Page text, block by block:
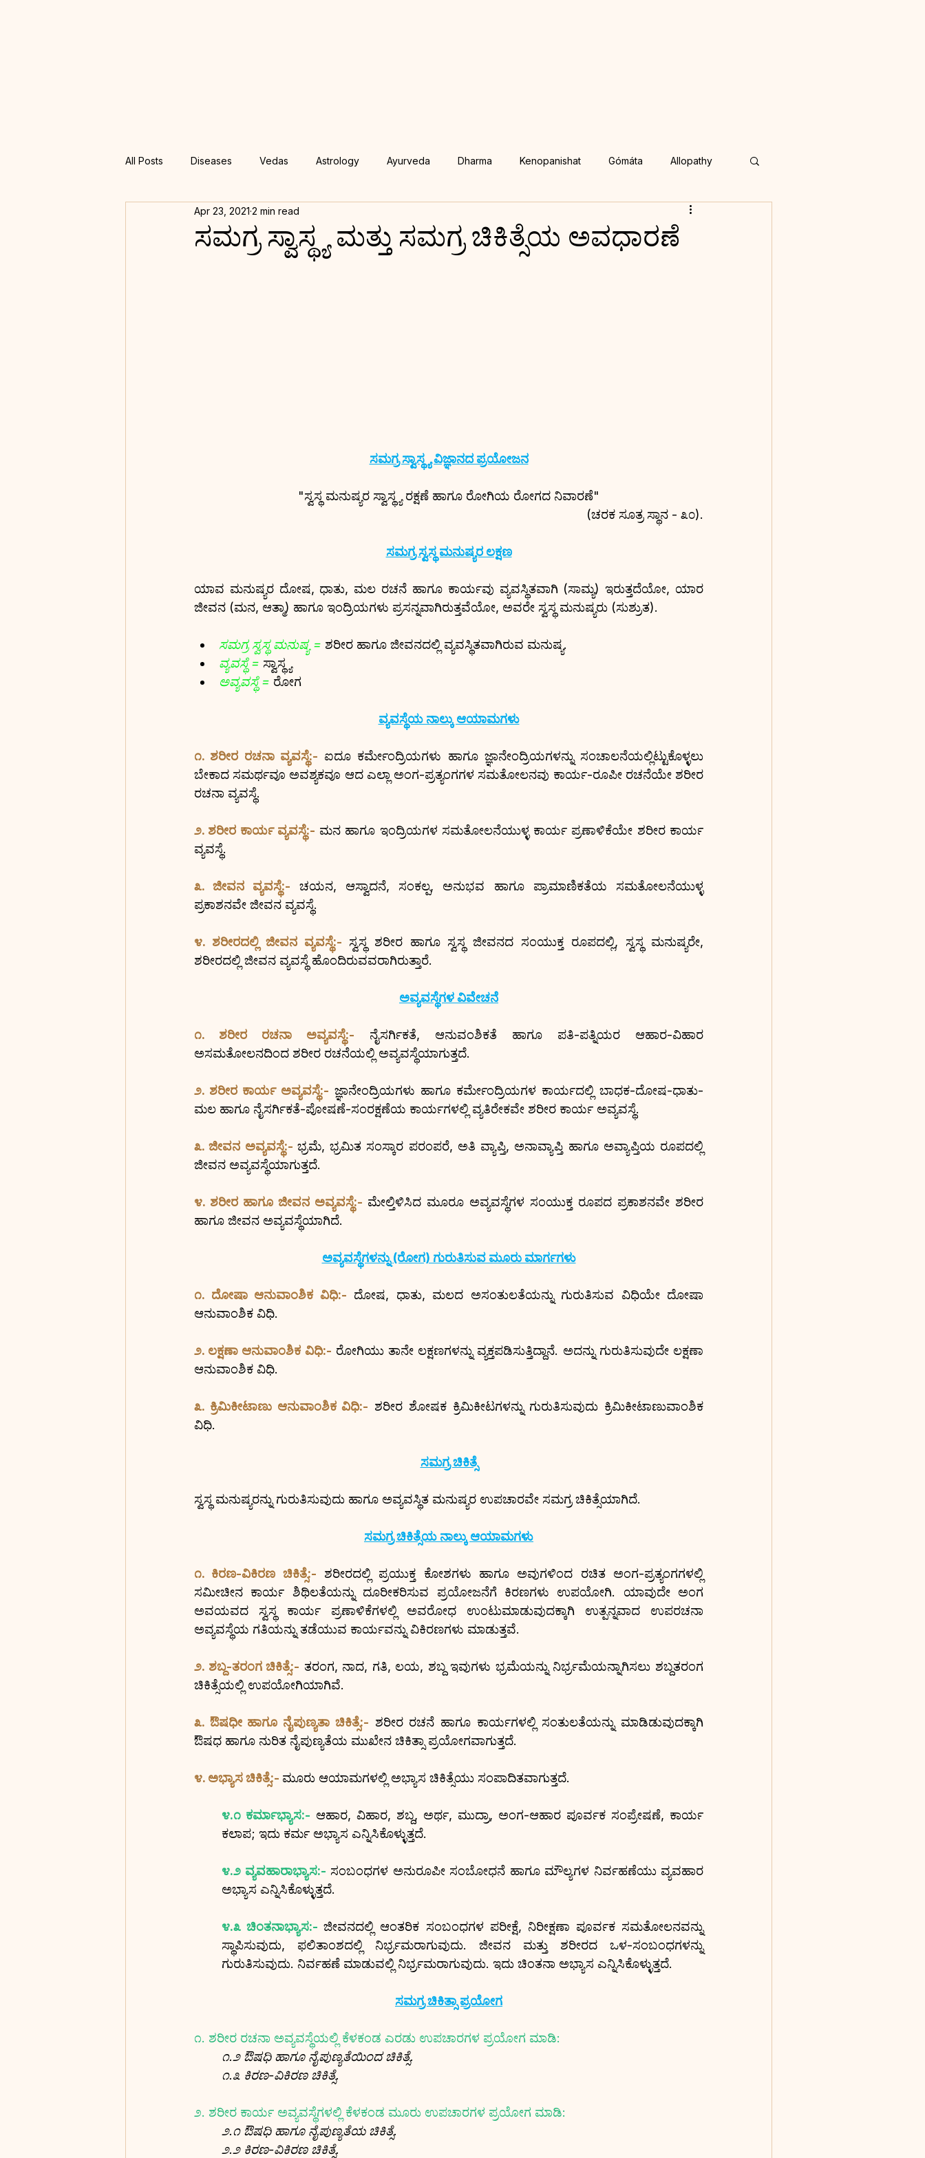
All Posts Diseases Vedas Astrology Ayurveda Dharma Kenopanishat Gómáta Allopathy
Treatments Tantra Vimana Shastra Online Consultation
ಸಮಗ್ರ ಸ್ವಾಸ್ಥ್ಯ ಮತ್ತು ಸಮಗ್ರ ಚಿಕಿತ್ಸೆಯ ಅವಧಾರಣೆ
Apr 23, 2021 2 min read
ಸಮಗ್ರ ಸ್ವಾಸ್ಥ್ಯ ವಿಜ್ಞಾನದ ಪ್ರಯೋಜನ
"ಸ್ವಸ್ಥ ಮನುಷ್ಯರ ಸ್ವಾಸ್ಥ್ಯ ರಕ್ಷಣೆ ಹಾಗೂ ರೋಗಿಯ ರೋಗದ ನಿವಾರಣೆ"
(ಚರಕ ಸೂತ್ರ ಸ್ಥಾನ - ೩೦).
ಸಮಗ್ರ ಸ್ವಸ್ಥ ಮನುಷ್ಯರ ಲಕ್ಷಣ
ಯಾವ ಮನುಷ್ಯರ ದೋಷ, ಧಾತು, ಮಲ ರಚನೆ ಹಾಗೂ ಕಾರ್ಯವು ವ್ಯವಸ್ಥಿತವಾಗಿ (ಸಾಮ್ಯ) ಇರುತ್ತದೆಯೋ, ಯಾರ
ಜೀವನ (ಮನ, ಆತ್ಮಾ) ಹಾಗೂ ಇಂದ್ರಿಯಗಳು ಪ್ರಸನ್ನವಾಗಿರುತ್ತವೆಯೋ, ಅವರೇ ಸ್ವಸ್ಥ ಮನುಷ್ಯರು (ಸುಶ್ರುತ).
ಸಮಗ್ರ ಸ್ವಸ್ಥ ಮನುಷ್ಯ = ಶರೀರ ಹಾಗೂ ಜೀವನದಲ್ಲಿ ವ್ಯವಸ್ಥಿತವಾಗಿರುವ ಮನುಷ್ಯ.
ವ್ಯವಸ್ಥೆ = ಸ್ವಾಸ್ಥ್ಯ
ಅವ್ಯವಸ್ಥೆ = ರೋಗ
ವ್ಯವಸ್ಥೆಯ ನಾಲ್ಕು ಆಯಾಮಗಳು
೧. ಶರೀರ ರಚನಾ ವ್ಯವಸ್ಥೆ:- ಐದೂ ಕರ್ಮೇಂದ್ರಿಯಗಳು ಹಾಗೂ ಜ್ಞಾನೇಂದ್ರಿಯಗಳನ್ನು ಸಂಚಾಲನೆಯಲ್ಲಿಟ್ಟುಕೊಳ್ಳಲು
ಬೇಕಾದ ಸಮರ್ಥವೂ ಅವಶ್ಯಕವೂ ಆದ ಎಲ್ಲಾ ಅಂಗ-ಪ್ರತ್ಯಂಗಗಳ ಸಮತೋಲನವು ಕಾರ್ಯ-ರೂಪೀ ರಚನೆಯೇ ಶರೀರ
ರಚನಾ ವ್ಯವಸ್ಥೆ.
೨. ಶರೀರ ಕಾರ್ಯ ವ್ಯವಸ್ಥೆ:- ಮನ ಹಾಗೂ ಇಂದ್ರಿಯಗಳ ಸಮತೋಲನೆಯುಳ್ಳ ಕಾರ್ಯ ಪ್ರಣಾಳಿಕೆಯೇ ಶರೀರ ಕಾರ್ಯ
ವ್ಯವಸ್ಥೆ.
೩. ಜೀವನ ವ್ಯವಸ್ಥೆ:- ಚಯನ, ಆಸ್ವಾದನೆ, ಸಂಕಲ್ಪ, ಅನುಭವ ಹಾಗೂ ಪ್ರಾಮಾಣಿಕತೆಯ ಸಮತೋಲನೆಯುಳ್ಳ
ಪ್ರಕಾಶನವೇ ಜೀವನ ವ್ಯವಸ್ಥೆ.
೪. ಶರೀರದಲ್ಲಿ ಜೀವನ ವ್ಯವಸ್ಥೆ:- ಸ್ವಸ್ಥ ಶರೀರ ಹಾಗೂ ಸ್ವಸ್ಥ ಜೀವನದ ಸಂಯುಕ್ತ ರೂಪದಲ್ಲಿ, ಸ್ವಸ್ಥ ಮನುಷ್ಯರೇ,
ಶರೀರದಲ್ಲಿ ಜೀವನ ವ್ಯವಸ್ಥೆ ಹೊಂದಿರುವವರಾಗಿರುತ್ತಾರೆ.
ಅವ್ಯವಸ್ಥೆಗಳ ವಿವೇಚನೆ
೧. ಶರೀರ ರಚನಾ ಅವ್ಯವಸ್ಥೆ:-
ನೈಸರ್ಗಿಕತೆ, ಆನುವಂಶಿಕತೆ ಹಾಗೂ ಪತಿ-ಪತ್ನಿಯರ ಆಹಾರ-ವಿಹಾರ
ಅಸಮತೋಲನದಿಂದ ಶರೀರ ರಚನೆಯಲ್ಲಿ ಅವ್ಯವಸ್ಥೆಯಾಗುತ್ತದೆ.
೨. ಶರೀರ ಕಾರ್ಯ ಅವ್ಯವಸ್ಥೆ:- ಜ್ಞಾನೇಂದ್ರಿಯಗಳು ಹಾಗೂ ಕರ್ಮೇಂದ್ರಿಯಗಳ ಕಾರ್ಯದಲ್ಲಿ ಬಾಧಕ-ದೋಷ-ಧಾತು-
ಮಲ ಹಾಗೂ ನೈಸರ್ಗಿಕತೆ-ಪೋಷಣೆ-ಸಂರಕ್ಷಣೆಯ ಕಾರ್ಯಗಳಲ್ಲಿ ವ್ಯತಿರೇಕವೇ ಶರೀರ ಕಾರ್ಯ ಅವ್ಯವಸ್ಥೆ.
೩. ಜೀವನ ಅವ್ಯವಸ್ಥೆ:- ಭ್ರಮೆ, ಭ್ರಮಿತ ಸಂಸ್ಕಾರ ಪರಂಪರೆ, ಅತಿ ವ್ಯಾಪ್ತಿ, ಅನಾವ್ಯಾಪ್ತಿ ಹಾಗೂ ಅವ್ಯಾಪ್ತಿಯ ರೂಪದಲ್ಲಿ
ಜೀವನ ಅವ್ಯವಸ್ಥೆಯಾಗುತ್ತದೆ.
೪. ಶರೀರ ಹಾಗೂ ಜೀವನ ಅವ್ಯವಸ್ಥೆ:- ಮೇಲ್ತಿಳಿಸಿದ ಮೂರೂ ಅವ್ಯವಸ್ಥೆಗಳ ಸಂಯುಕ್ತ ರೂಪದ ಪ್ರಕಾಶನವೇ ಶರೀರ
ಹಾಗೂ ಜೀವನ ಅವ್ಯವಸ್ಥೆಯಾಗಿದೆ.
ಅವ್ಯವಸ್ಥೆಗಳನ್ನು (ರೋಗ) ಗುರುತಿಸುವ ಮೂರು ಮಾರ್ಗಗಳು
೧. ದೋಷಾ ಆನುವಾಂಶಿಕ ವಿಧಿ:- ದೋಷ, ಧಾತು, ಮಲದ ಅಸಂತುಲತೆಯನ್ನು ಗುರುತಿಸುವ ವಿಧಿಯೇ ದೋಷಾ
ಆನುವಾಂಶಿಕ ವಿಧಿ.
೨. ಲಕ್ಷಣಾ ಆನುವಾಂಶಿಕ ವಿಧಿ:- ರೋಗಿಯು ತಾನೇ ಲಕ್ಷಣಗಳನ್ನು ವ್ಯಕ್ತಪಡಿಸುತ್ತಿದ್ದಾನೆ. ಅದನ್ನು ಗುರುತಿಸುವುದೇ ಲಕ್ಷಣಾ
ಆನುವಾಂಶಿಕ ವಿಧಿ.
೩. ಕ್ರಿಮಿಕೀಟಾಣು ಆನುವಾಂಶಿಕ ವಿಧಿ:- ಶರೀರ ಶೋಷಕ ಕ್ರಿಮಿಕೀಟಗಳನ್ನು ಗುರುತಿಸುವುದು ಕ್ರಿಮಿಕೀಟಾಣುವಾಂಶಿಕ
ವಿಧಿ.
ಸಮಗ್ರ ಚಿಕಿತ್ಸೆ
ಸ್ವಸ್ಥ ಮನುಷ್ಯರನ್ನು ಗುರುತಿಸುವುದು ಹಾಗೂ ಅವ್ಯವಸ್ಥಿತ ಮನುಷ್ಯರ ಉಪಚಾರವೇ ಸಮಗ್ರ ಚಿಕಿತ್ಸೆಯಾಗಿದೆ.
ಸಮಗ್ರ ಚಿಕಿತ್ಸೆಯ ನಾಲ್ಕು ಆಯಾಮಗಳು
೧. ಕಿರಣ-ವಿಕಿರಣ ಚಿಕಿತ್ಸೆ:- ಶರೀರದಲ್ಲಿ ಪ್ರಯುಕ್ತ ಕೋಶಗಳು ಹಾಗೂ ಅವುಗಳಿಂದ ರಚಿತ ಅಂಗ-ಪ್ರತ್ಯಂಗಗಳಲ್ಲಿ
ಸಮೀಚೀನ ಕಾರ್ಯ ಶಿಥಿಲತೆಯನ್ನು ದೂರೀಕರಿಸುವ ಪ್ರಯೋಜನೆಗೆ ಕಿರಣಗಳು ಉಪಯೋಗಿ. ಯಾವುದೇ ಅಂಗ
ಅವಯವದ ಸ್ವಸ್ಥ ಕಾರ್ಯ ಪ್ರಣಾಳಿಕೆಗಳಲ್ಲಿ ಅವರೋಧ ಉಂಟುಮಾಡುವುದಕ್ಕಾಗಿ ಉತ್ಪನ್ನವಾದ ಉಪರಚನಾ
ಅವ್ಯವಸ್ಥೆಯ ಗತಿಯನ್ನು ತಡೆಯುವ ಕಾರ್ಯವನ್ನು ವಿಕಿರಣಗಳು ಮಾಡುತ್ತವೆ.
೨. ಶಬ್ದ-ತರಂಗ ಚಿಕಿತ್ಸೆ:- ತರಂಗ, ನಾದ, ಗತಿ, ಲಯ, ಶಬ್ದ ಇವುಗಳು ಭ್ರಮೆಯನ್ನು ನಿರ್ಭ್ರಮೆಯನ್ನಾಗಿಸಲು ಶಬ್ದತರಂಗ
ಚಿಕಿತ್ಸೆಯಲ್ಲಿ ಉಪಯೋಗಿಯಾಗಿವೆ.
೩. ಔಷಧೀ ಹಾಗೂ ನೈಪುಣ್ಯತಾ ಚಿಕಿತ್ಸೆ:- ಶರೀರ ರಚನೆ ಹಾಗೂ ಕಾರ್ಯಗಳಲ್ಲಿ ಸಂತುಲತೆಯನ್ನು ಮಾಡಿಡುವುದಕ್ಕಾಗಿ
ಔಷಧ ಹಾಗೂ ನುರಿತ ನೈಪುಣ್ಯತೆಯ ಮುಖೇನ ಚಿಕಿತ್ಸಾ ಪ್ರಯೋಗವಾಗುತ್ತದೆ.
೪. ಅಭ್ಯಾಸ ಚಿಕಿತ್ಸೆ:- ಮೂರು ಆಯಾಮಗಳಲ್ಲಿ ಅಭ್ಯಾಸ ಚಿಕಿತ್ಸೆಯು ಸಂಪಾದಿತವಾಗುತ್ತದೆ.
೪.೧ ಕರ್ಮಾಭ್ಯಾಸ:- ಆಹಾರ, ವಿಹಾರ, ಶಬ್ದ, ಅರ್ಥ, ಮುದ್ರಾ, ಅಂಗ-ಆಹಾರ ಪೂರ್ವಕ ಸಂಪ್ರೇಷಣೆ, ಕಾರ್ಯ
ಕಲಾಪ; ಇದು ಕರ್ಮ ಅಭ್ಯಾಸ ಎನ್ನಿಸಿಕೊಳ್ಳುತ್ತದೆ.
೪.೨ ವ್ಯವಹಾರಾಭ್ಯಾಸ:- ಸಂಬಂಧಗಳ ಅನುರೂಪೀ ಸಂಬೋಧನೆ ಹಾಗೂ ಮೌಲ್ಯಗಳ ನಿರ್ವಹಣೆಯು ವ್ಯವಹಾರ
ಅಭ್ಯಾಸ ಎನ್ನಿಸಿಕೊಳ್ಳುತ್ತದೆ.
೪.೩ ಚಿಂತನಾಭ್ಯಾಸ:- ಜೀವನದಲ್ಲಿ ಆಂತರಿಕ ಸಂಬಂಧಗಳ ಪರೀಕ್ಷೆ, ನಿರೀಕ್ಷಣಾ ಪೂರ್ವಕ ಸಮತೋಲನವನ್ನು
ಸ್ಥಾಪಿಸುವುದು, ಫಲಿತಾಂಶದಲ್ಲಿ ನಿರ್ಭ್ರಮರಾಗುವುದು. ಜೀವನ ಮತ್ತು ಶರೀರದ ಒಳ-ಸಂಬಂಧಗಳನ್ನು
ಗುರುತಿಸುವುದು. ನಿರ್ವಹಣೆ ಮಾಡುವಲ್ಲಿ ನಿರ್ಭ್ರಮರಾಗುವುದು. ಇದು ಚಿಂತನಾ ಅಭ್ಯಾಸ ಎನ್ನಿಸಿಕೊಳ್ಳುತ್ತದೆ.
ಸಮಗ್ರ ಚಿಕಿತ್ಸಾ ಪ್ರಯೋಗ
೧. ಶರೀರ ರಚನಾ ಅವ್ಯವಸ್ಥೆಯಲ್ಲಿ ಕೆಳಕಂಡ ಎರಡು ಉಪಚಾರಗಳ ಪ್ರಯೋಗ ಮಾಡಿ:
೧.೨ ಔಷಧಿ ಹಾಗೂ ನೈಪುಣ್ಯತೆಯಿಂದ ಚಿಕಿತ್ಸೆ.
೧.೩ ಕಿರಣ-ವಿಕಿರಣ ಚಿಕಿತ್ಸೆ.
೨. ಶರೀರ ಕಾರ್ಯ ಅವ್ಯವಸ್ಥೆಗಳಲ್ಲಿ ಕೆಳಕಂಡ ಮೂರು ಉಪಚಾರಗಳ ಪ್ರಯೋಗ ಮಾಡಿ:
೨.೧ ಔಷಧಿ ಹಾಗೂ ನೈಪುಣ್ಯತೆಯ ಚಿಕಿತ್ಸೆ.
೨.೨ ಕಿರಣ-ವಿಕಿರಣ ಚಿಕಿತ್ಸೆ.